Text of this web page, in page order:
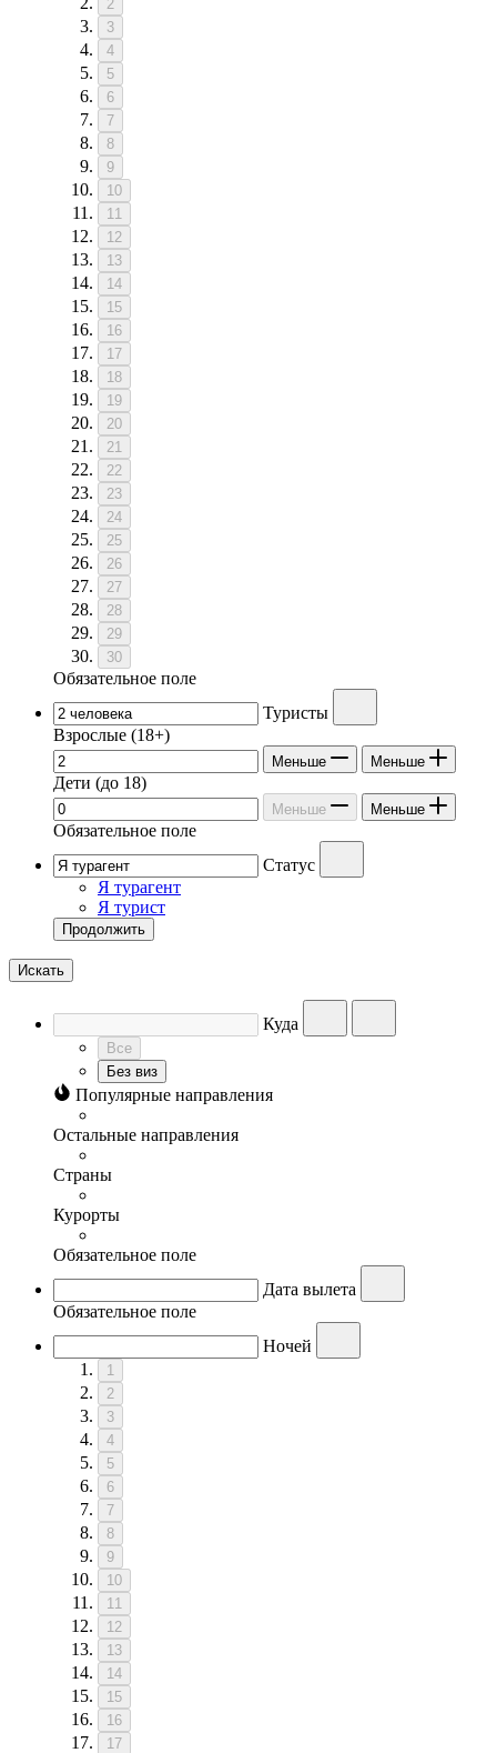
2
3
4
5
6
7
8
9
10
11
12
13
14
15
16
17
18
19
20
21
22
23
24
25
26
27
28
29
30
Обязательное поле
Туристы
Взрослые (18+)
Меньше Меньше
Дети (до 18)
Меньше Меньше
Обязательное поле
Статус
Я турагент
Я турист
Продолжить
Искать
Куда
Все
Без виз
Популярные направления
Остальные направления
Страны
Курорты
Обязательное поле
Дата вылета
Обязательное поле
Ночей
1
2
3
4
5
6
7
8
9
10
11
12
13
14
15
16
17